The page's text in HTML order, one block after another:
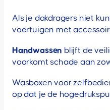
Als je dakdragers niet
voertuigen met
Handwassen blijft de
voorkomt schade aan
Wasboxen voor
op dat je de